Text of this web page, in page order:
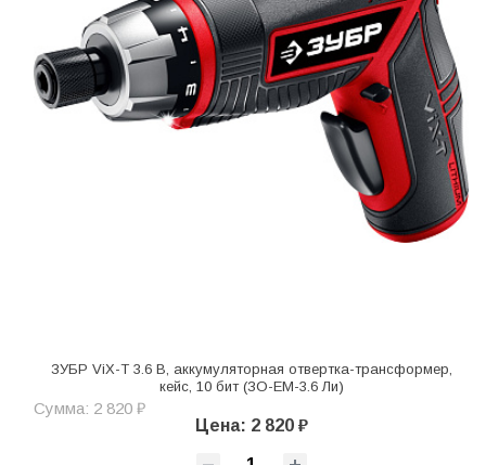
ЗУБР ViX-T 3.6 В, аккумуляторная отвертка-трансформер,
кейс, 10 бит (ЗО-ЕМ-3.6 Ли)
Сумма: 2 820 ₽
Цена: 2 820 ₽